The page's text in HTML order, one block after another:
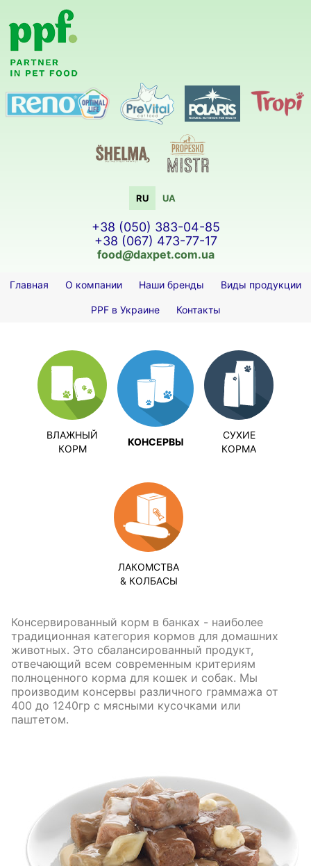
RU UA
+38 (050) 383-04-85
+38 (067) 473-77-17
food@daxpet.com.ua
Главная О компании Наши бренды Виды продукции
PPF в Украине Контакты
ВЛАЖНЫЙ
КОРМ
КОНСЕРВЫ
СУХИЕ
КОРМА
ЛАКОМСТВА
& КОЛБАСЫ
Консервированный корм в банках - наиболее
традиционная категория кормов для домашних
животных. Это сбалансированный продукт,
отвечающий всем современным критериям
полноценного корма для кошек и собак. Мы
производим консервы различного граммажа от
400 до 1240гр с мясными кусочками или
паштетом.